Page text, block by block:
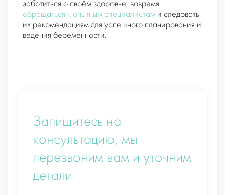
заботиться о своём здоровье, вовремя
обращаться к опытным специалистам и следовать
их рекомендациям для успешного планирования и
ведения беременности.
Запишитесь на
консультацию, мы
перезвоним вам и уточним
детали